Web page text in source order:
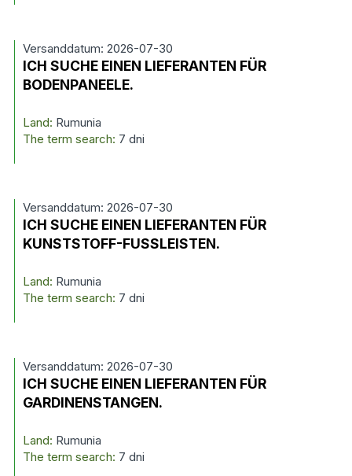
Versanddatum: 2026-07-30
ICH SUCHE EINEN LIEFERANTEN FÜR
BODENPANEELE.
Land: Rumunia
The term search: 7 dni
Versanddatum: 2026-07-30
ICH SUCHE EINEN LIEFERANTEN FÜR
KUNSTSTOFF-FUSSLEISTEN.
Land: Rumunia
The term search: 7 dni
Versanddatum: 2026-07-30
ICH SUCHE EINEN LIEFERANTEN FÜR
GARDINENSTANGEN.
Land: Rumunia
The term search: 7 dni